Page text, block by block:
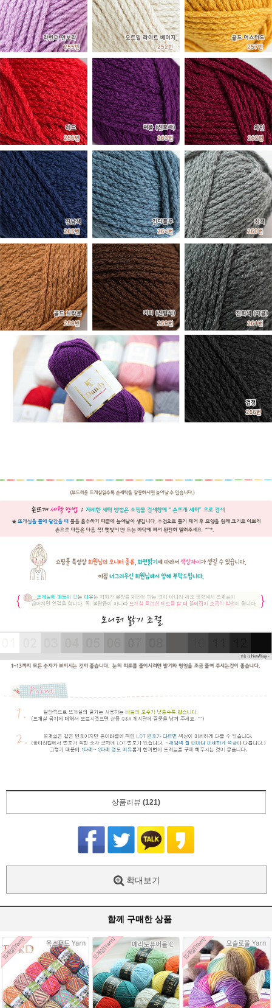
상품리뷰 (121)
확대보기
함께 구매한 상품